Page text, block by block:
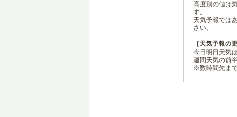
高度別の値は
す。
天気予報では
さい。
［天気予報の
今日明日天気
週間天気の前
※数時間先ま